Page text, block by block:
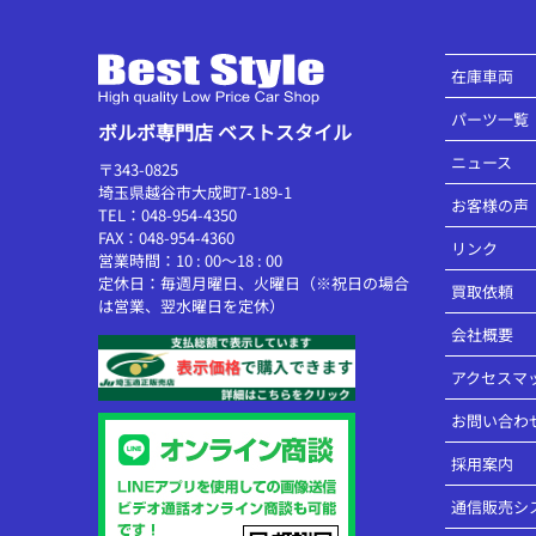
ボルボ専門店 ベストスタイル
〒343-0825
埼玉県越谷市大成町7-189-1
TEL：048-954-4350
FAX：048-954-4360
営業時間：10 : 00～18 : 00
定休日：毎週月曜日、火曜日（※祝日の場合
は営業、翌水曜日を定休）
在庫車両
パーツ一覧
ニュース
お客様の声
リンク
買取依頼
会社概要
アクセスマ
お問い合わ
採用案内
通信販売シ